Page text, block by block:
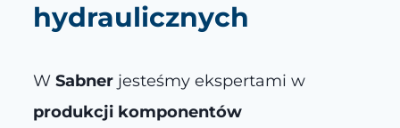
hydraulicznych
W Sabner jesteśmy ekspertami w
produkcji komponentów